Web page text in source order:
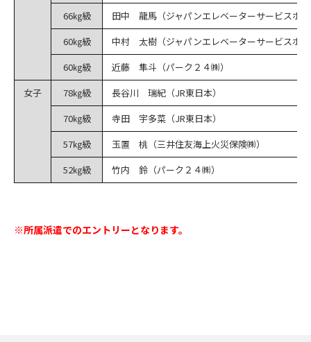
66㎏級
田中 龍馬（ジャパンエレベーターサービスホ
60㎏級
中村 太樹（ジャパンエレベーターサービスホ
60㎏級
近藤 隼斗（パーク２４㈱）
女子
78㎏級
長谷川 瑞紀（JR東日本）
70㎏級
寺田 宇多菜（JR東日本）
57㎏級
玉置 桃（三井住友海上火災保険㈱）
52㎏級
竹内 鈴（パーク２４㈱）
※所属派遣でのエントリーとなります。